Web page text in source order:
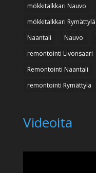
mökkitalkkari Nauvo
mökkitalkkari Rymättylä
Naantali
Nauvo
remontointi Livonsaari
Remontointi Naantali
remontointi Rymättylä
Videoita